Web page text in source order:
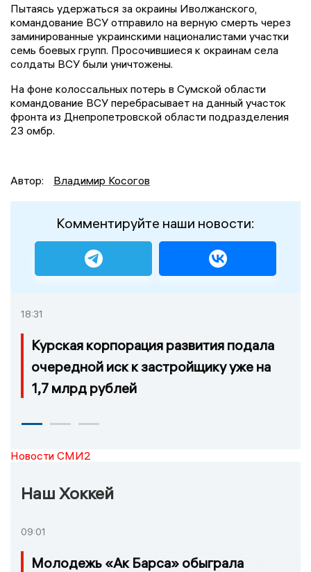
Пытаясь удержаться за окраины Иволжанского,
командование ВСУ отправило на верную смерть через
заминированные украинскими националистами участки
семь боевых групп. Просочившиеся к окраинам села
солдаты ВСУ были уничтожены.
На фоне колоссальных потерь в Сумской области
командование ВСУ перебрасывает на данный участок
фронта из Днепропетровской области подразделения
23 омбр.
Автор: Владимир Косогов
Комментируйте наши новости:
18:31
Курская корпорация развития подала
очередной иск к застройщику уже на
1,7 млрд рублей
Новости СМИ2
Наш Хоккей
09:01
Молодежь «Ак Барса» обыграла